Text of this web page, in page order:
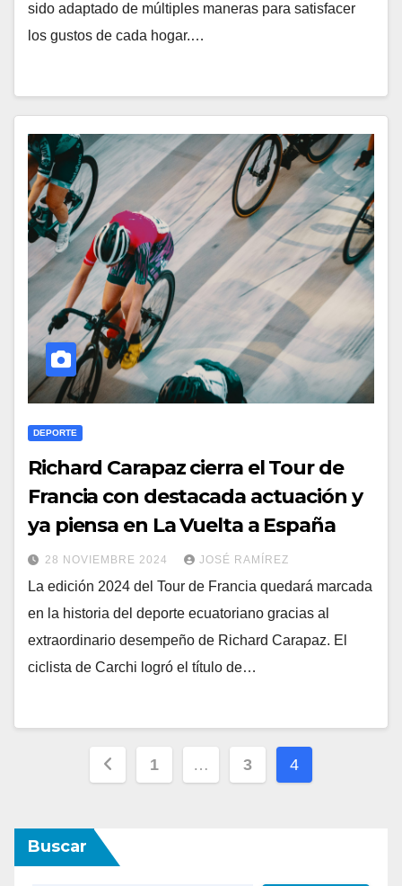
sido adaptado de múltiples maneras para satisfacer
los gustos de cada hogar.…
DEPORTE
Richard Carapaz cierra el Tour de
Francia con destacada actuación y
ya piensa en La Vuelta a España
28 NOVIEMBRE 2024 JOSÉ RAMÍREZ
La edición 2024 del Tour de Francia quedará marcada
en la historia del deporte ecuatoriano gracias al
extraordinario desempeño de Richard Carapaz. El
ciclista de Carchi logró el título de…
Paginación
entradas
1 … 3 4
Buscar